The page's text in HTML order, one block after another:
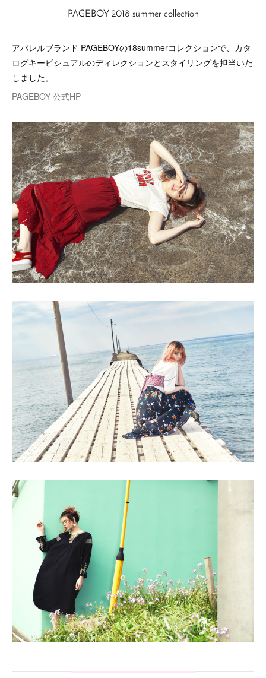
PAGEBOY 2018 summer collection
アパレルブランド PAGEBOYの18summerコレクションで、カタ
ログキービシュアルのディレクションとスタイリングを担当いた
しました。
PAGEBOY 公式HP